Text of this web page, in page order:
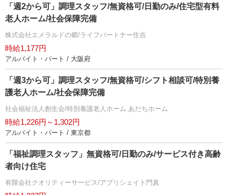
「週2から可」調理スタッフ/無資格可/日勤のみ/住宅型有料
老人ホーム/社会保障完備
株式会社エメラルドの郷/ライフパートナー住吉
時給1,177円
アルバイト・パート / 大阪府
「週3から可」調理スタッフ/無資格可/シフト相談可/特別養
護老人ホーム/社会保障完備
社会福祉法人創生会/特別養護老人ホーム あだちホーム
時給1,226円～1,302円
アルバイト・パート / 東京都
「福祉調理スタッフ」無資格可/日勤のみ/サービス付き高齢
者向け住宅
有限会社クオリティーサービス/アプリシェイト門真